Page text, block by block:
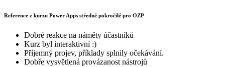
Reference z kurzu Power Apps středně pokročilé pro OZP
Dobré reakce na náměty účastníků
Kurz byl interaktivní :)
Příjemný projev, příklady splnily očekávání.
Dobře vysvětlená provázanost nástrojů